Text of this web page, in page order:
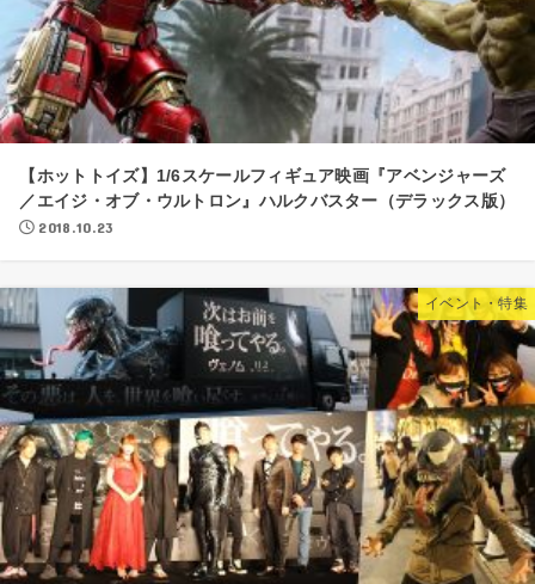
【ホットトイズ】1/6スケールフィギュア映画『アベンジャーズ
／エイジ・オブ・ウルトロン』ハルクバスター（デラックス版）
2018.10.23
イベント・特集